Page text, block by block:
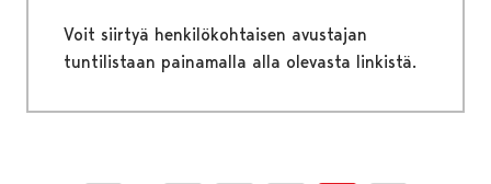
Voit siirtyä henkilökohtaisen avustajan
tuntilistaan painamalla alla olevasta linkistä.